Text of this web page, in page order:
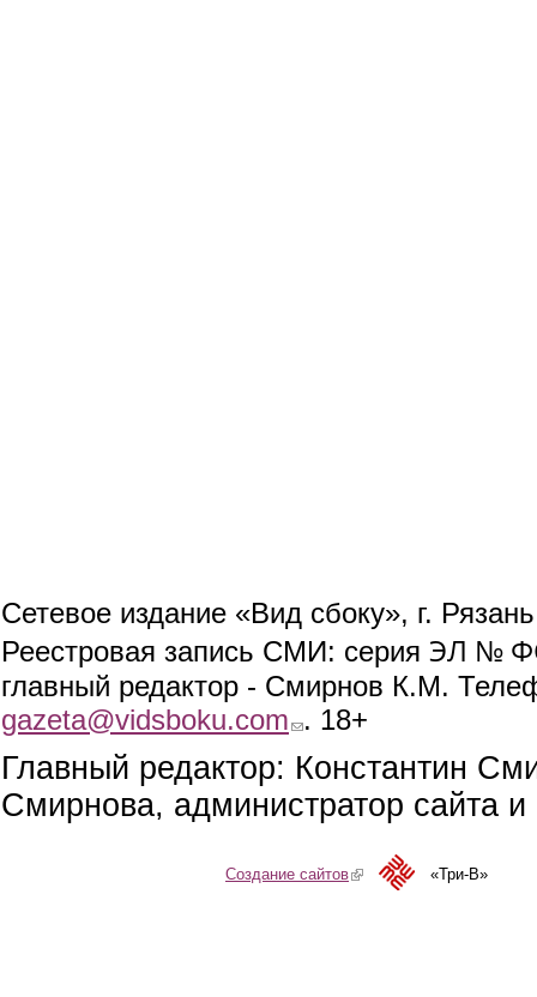
Сетевое издание «Вид сбоку», г.
Реестровая запись СМИ: серия ЭЛ №
главный редактор - Смирнов К.М.
gazeta@vidsboku.com (link sends e-mail)
. 18+
Главный редактор: Константин
Смирнова, администратор сайта
Создание сайтов(link is external)«Три-В»